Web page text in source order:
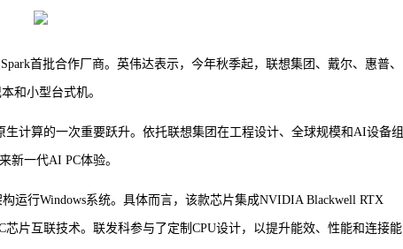
首批合作厂商。英伟达表示，今年秋季起，联想集团、戴尔、惠普、
和小型台式机。
计算的一次重要跃升。依托联想集团在工程设计、全球规模和AI设备组
新一代AI PC体验。
运行Windows系统。具体而言，该款芯片集成NVIDIA Blackwell RTX
片互联技术。联发科参与了定制CPU设计，以提升能效、性能和连接能